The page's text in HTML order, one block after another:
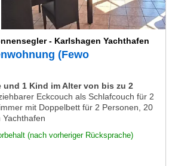
- Karlshagen Yachthafen
(Fewo
und 1 Kind im Alter von bis zu 2
Eckcouch als Schlafcouch für 2
mit Doppelbett für 2 Personen, 20
(nach vorheriger Rücksprache)